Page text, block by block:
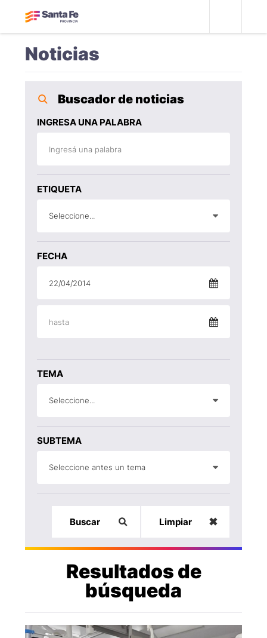
Noticias
Buscador de noticias
INGRESA UNA PALABRA
ETIQUETA
Seleccione...
FECHA
TEMA
Seleccione...
SUBTEMA
Seleccione antes un tema
Resultados de
búsqueda